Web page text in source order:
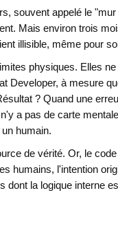
souvent appelé le
Mais environ trois
illisible, même pour
physiques. Elles
Developer, à mesure
? Quand une
a pas de carte
humain.
de vérité. Or, le
humains, l'intention
dont la logique interne